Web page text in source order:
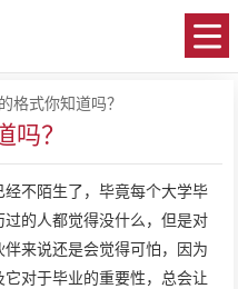
格式你知道吗？
？
不陌生了，毕竟每个大学毕
的人都觉得没什么，但是对
来说还是会觉得可怕，因为
对于毕业的重要性，总会让